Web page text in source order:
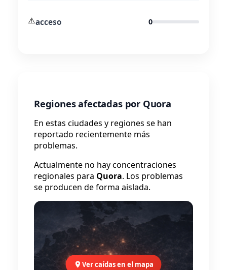
⚠️acceso 0
Regiones afectadas por Quora
En estas ciudades y regiones se han
reportado recientemente más
problemas.
Actualmente no hay concentraciones
regionales para Quora. Los problemas
se producen de forma aislada.
Ver caídas en el mapa